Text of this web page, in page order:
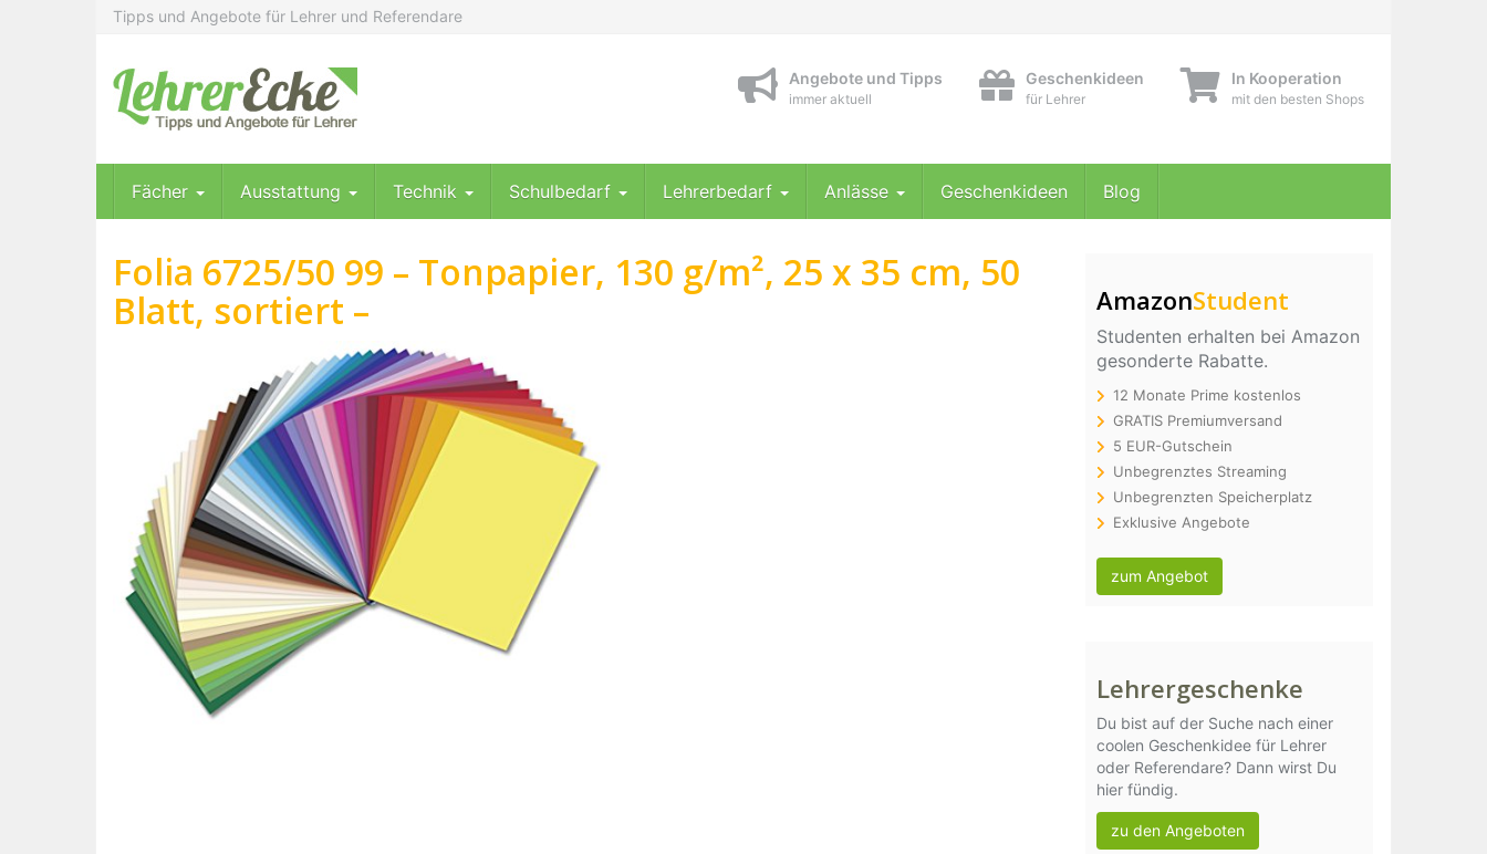
Tipps und Angebote für Lehrer und Referendare
Angebote und Tipps
immer aktuell
Geschenkideen
für Lehrer
In Kooperation
mit den besten Shops
Fächer Ausstattung Technik Schulbedarf Lehrerbedarf Anlässe Geschenkideen Blog
Folia 6725/50 99 – Tonpapier, 130 g/m², 25 x 35 cm, 50
Blatt, sortiert –
AmazonStudent
Studenten erhalten bei Amazon
gesonderte Rabatte.
12 Monate Prime kostenlos
GRATIS Premiumversand
5 EUR-Gutschein
Unbegrenztes Streaming
Unbegrenzten Speicherplatz
Exklusive Angebote
zum Angebot
Lehrergeschenke
Du bist auf der Suche nach einer
coolen Geschenkidee für Lehrer
oder Referendare? Dann wirst Du
hier fündig.
zu den Angeboten